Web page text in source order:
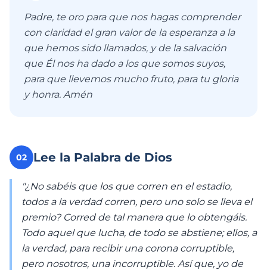
Padre, te oro para que nos hagas comprender
con claridad el gran valor de la esperanza a la
que hemos sido llamados, y de la salvación
que Él nos ha dado a los que somos suyos,
para que llevemos mucho fruto, para tu gloria
y honra. Amén
02 Lee la Palabra de Dios
"¿No sabéis que los que corren en el estadio,
todos a la verdad corren, pero uno solo se lleva el
premio? Corred de tal manera que lo obtengáis.
Todo aquel que lucha, de todo se abstiene; ellos, a
la verdad, para recibir una corona corruptible,
pero nosotros, una incorruptible. Así que, yo de